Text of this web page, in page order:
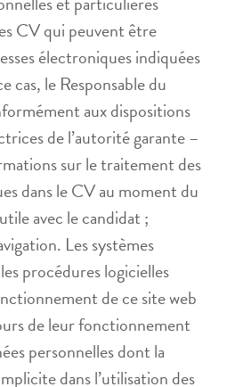
CV qui peuvent être
électroniques indiquées
cas, le Responsable du
aux dispositions
de l’autorité garante –
sur le traitement des
dans le CV au moment du
avec le candidat ;
Les systèmes
procédures logicielles
de ce site web
de leur fonctionnement
personnelles dont la
dans l’utilisation des